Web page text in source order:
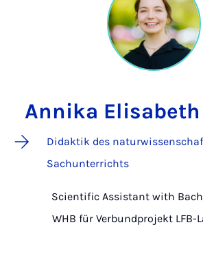
Annika
Didaktik des
Sachunterrichts
Scientific Assistant with
WHB für Verbundprojekt LFB-